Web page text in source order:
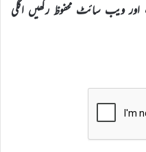
ویب سائٹ محفوظ رکھیں اگلی